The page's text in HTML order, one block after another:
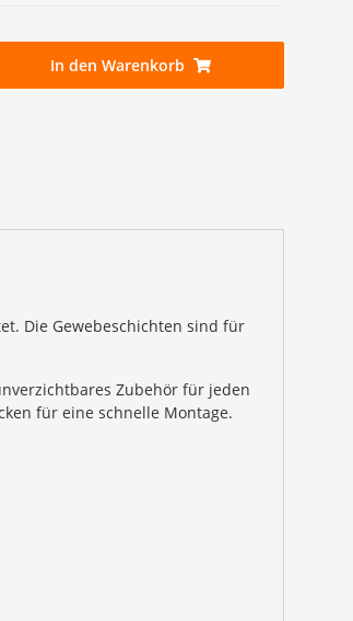
In den Warenkorb
Die Gewebeschichten sind für
Zubehör für jeden
für eine schnelle Montage.